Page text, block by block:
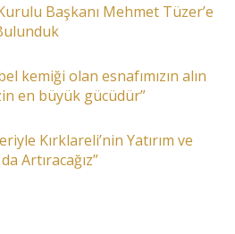
Başkanı Mehmet Tüzer’e
kemiği olan esnafımızın alın
en büyük gücüdür”
Kırklareli’nin Yatırım ve
Artıracağız”